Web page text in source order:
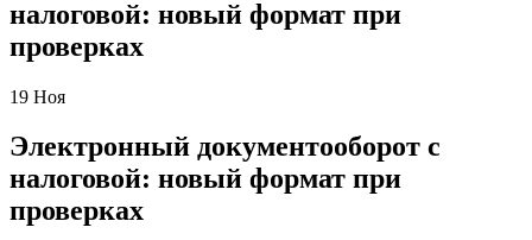
налоговой: новый формат при
проверках
19 Ноя
Электронный документооборот с
налоговой: новый формат при
проверках